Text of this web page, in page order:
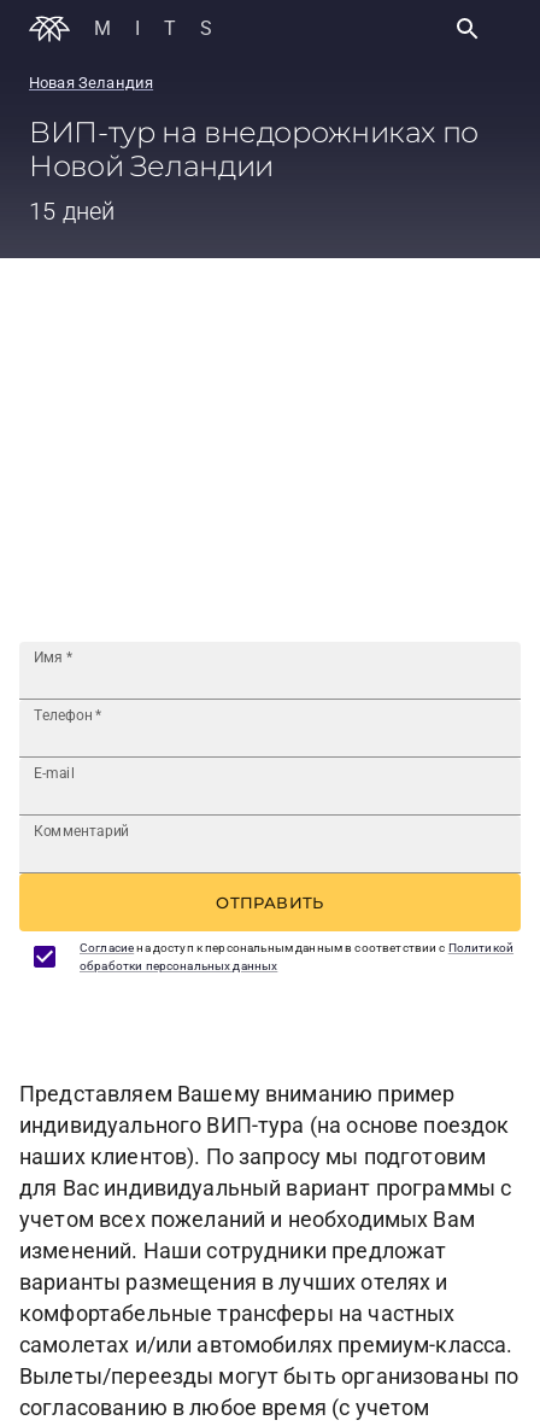
MITS
Новая Зеландия
ВИП-тур на внедорожниках по
Новой Зеландии
15 дней
Имя *
Телефон *
E-mail
Комментарий
ОТПРАВИТЬ
Согласиена доступ к персональным данным в соответствии с Политикой
обработки персональных данных
Представляем Вашему вниманию пример
индивидуального ВИП-тура (на основе поездок
наших клиентов). По запросу мы подготовим
для Вас индивидуальный вариант программы с
учетом всех пожеланий и необходимых Вам
изменений. Наши сотрудники предложат
варианты размещения в лучших отелях и
комфортабельные трансферы на частных
самолетах и/или автомобилях премиум-класса.
Вылеты/переезды могут быть организованы по
согласованию в любое время (с учетом